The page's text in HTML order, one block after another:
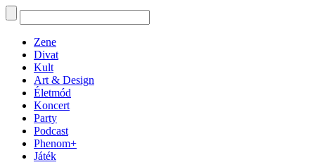
Zene
Divat
Kult
Art & Design
Életmód
Koncert
Party
Podcast
Phenom+
Játék